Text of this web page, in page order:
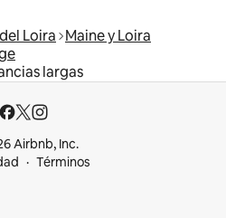
Loira Maine y Loira
largas
Airbnb, Inc.
Términos